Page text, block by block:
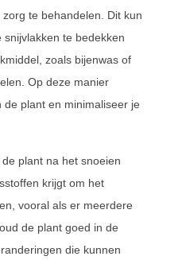
te behandelen. Dit kun
te bedekken
zoals bijenwas of
Op deze manier
plant en minimaliseer je
plant na het snoeien
krijgt om het
vooral als er meerdere
de plant goed in de
die kunnen